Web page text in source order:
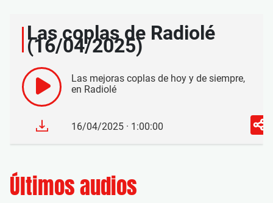
Las coplas de Radiolé
(16/04/2025)
Las mejoras coplas de hoy y de siempre,
en Radiolé
16/04/2025 · 1:00:00
Últimos audios